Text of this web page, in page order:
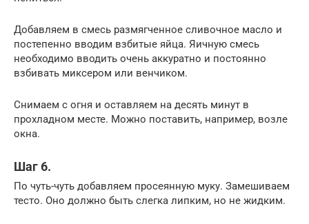
Добавляем в смесь размягченное сливочное масло и
постепенно вводим взбитые яйца. Яичную смесь
необходимо вводить очень аккуратно и постоянно
взбивать миксером или венчиком.
Снимаем с огня и оставляем на десять минут в
прохладном месте. Можно поставить, например, возле
окна.
Шаг 6.
По чуть-чуть добавляем просеянную муку. Замешиваем
тесто. Оно должно быть слегка липким, но не жидким.